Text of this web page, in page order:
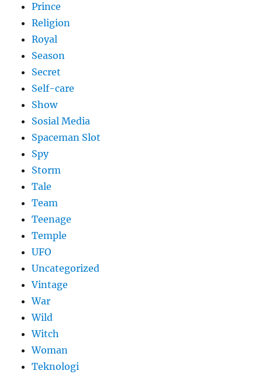
Prince
Religion
Royal
Season
Secret
Self-care
Show
Sosial Media
Spaceman Slot
Spy
Storm
Tale
Team
Teenage
Temple
UFO
Uncategorized
Vintage
War
Wild
Witch
Woman
​Teknologi